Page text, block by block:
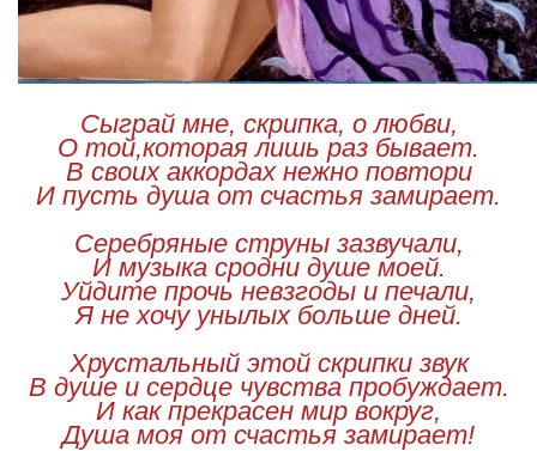
Сыграй мне, скрипка, о любви,
О той,которая лишь раз бывает.
В своих аккордах нежно повтори
И пусть душа от счастья замирает.
Серебряные струны зазвучали,
И музыка сродни душе моей.
Уйдите прочь невзгоды и печали,
Я не хочу унылых больше дней.
Хрустальный этой скрипки звук
В душе и сердце чувства пробуждает.
И как прекрасен мир вокруг,
Душа моя от счастья замирает!